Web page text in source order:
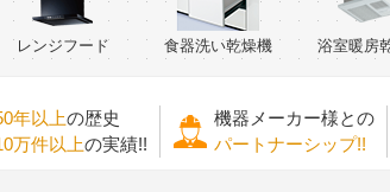
レンジフード 食器洗い乾燥機 浴室暖房
年以上の歴史
万件以上の実績!!
機器メーカー様との
パートナーシップ!!